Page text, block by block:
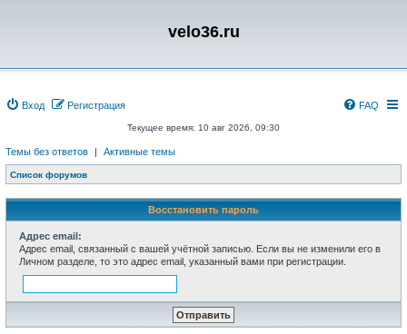
velo36.ru
Вход Регистрация FAQ
Текущее время: 10 авг 2026, 09:30
Темы без ответов | Активные темы
Список форумов
Восстановить пароль
Адрес email:
Адрес email, связанный с вашей учётной записью. Если вы не изменили его в
Личном разделе, то это адрес email, указанный вами при регистрации.